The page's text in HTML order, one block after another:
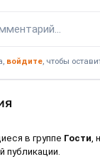
войдите, чтобы
в группе Гости,
публикации.